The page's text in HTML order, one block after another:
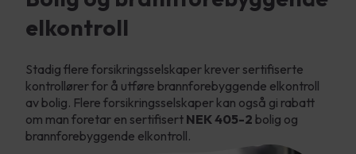
elkontroll
Stadig flere forsikringsselskaper krever sertifiserte
kontrollører for å utføre brannforebyggende elkontroll
av bolig. Flere forsikringsselskaper kan også gi rabatt
om man foretar en sertifisert NEK 405-2 bolig og
brannforebyggende elkontroll.